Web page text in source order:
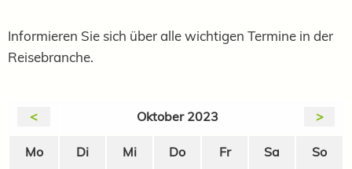
Informieren Sie sich über alle wichtigen Termine in der
Reisebranche.
< Oktober 2023 >
Mo Di Mi Do Fr Sa So